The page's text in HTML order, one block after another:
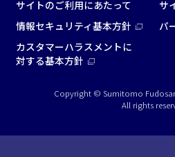
サイトのご利用にあたって
サ
情報セキュリティ基本方針
パ
カスタマーハラスメントに
対する基本方針
Copyright © Sumitomo Fudosan
All rights
こちらの会議室の空室状況は
ベルサール新宿グランド
新宿住友ホール
新宿住友ビル三角広場
新宿住友スカイルーム
ベルサール新宿セントラルパ
ベルサール高田馬場
秋葉原・神田・東京エリア
ベルサール八重洲
ベルサール東京日本橋
ベルサール秋葉原
飯田橋・九段・半蔵門・
ベルサール飯田橋駅前
ベルサール飯田橋ファースト
ベルサール神保町
渋谷エリア
ベルサール渋谷ガーデン
六本木・虎ノ門エリア